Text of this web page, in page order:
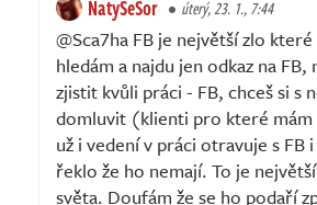
NatySeSor úterý, 23. 1., 7:44
@Sca7ha FB je největší zlo
hledám a najdu jen odkaz na
zjistit kvůli práci - FB, chceš si s
domluvit (klienti pro které mám
už i vedení v práci otravuje s FB
řeklo že ho nemají. To je
světa. Doufám že se ho podaří